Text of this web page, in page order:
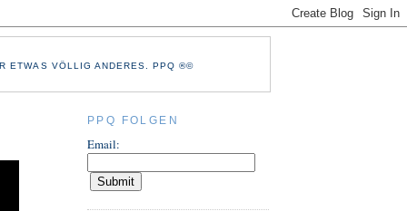
ETWAS VÖLLIG ANDERES. PPQ ®©
PPQ FOLGEN
Email: